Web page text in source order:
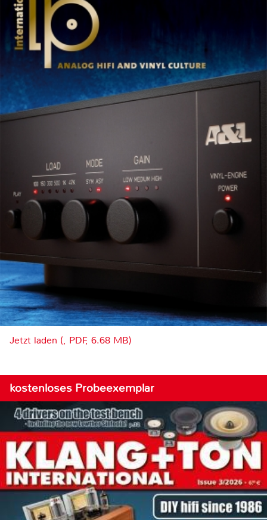
Jetzt laden (, PDF, 6.68 MB)
kostenloses Probeexemplar